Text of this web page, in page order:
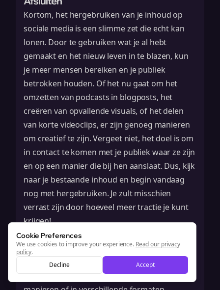
Kortom, het hergebruiken van je inhoud op
sociale media is een slimme zet die echt kan
lonen. Door te gebruiken wat je al hebt
gemaakt en het nieuw leven in te blazen, kun
je meer mensen bereiken en je publiek
betrokken houden. Of het nu gaat om het
omzetten van podcasts in blogposts, het
creëren van opvallende visuals, of het delen
van korte videoclips, er zijn genoeg manieren
om creatief te zijn. Vergeet niet, het doel is om
in contact te komen met je publiek waar ze zijn
en op een manier die bij hen aanslaat. Dus, kijk
naar je bestaande inhoud en begin vandaag
nog met hergebruiken. Je zult misschien
verrast zijn door hoeveel meer tractie je kunt
krijgen!
Veelgestelde vragen
Wat betekent content hergebruik?
Content hergebruik betekent bestaande
inhoud nemen en het op verschillende
Cookie Preferences
We use cookies to improve your experience. Read our privacy
policy.
Decline
Accept